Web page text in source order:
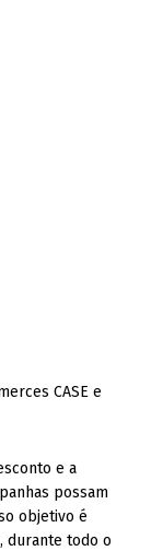
CASE e
e a
possam
objetivo é
durante todo o